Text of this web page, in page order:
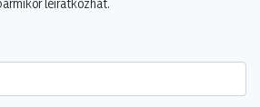
leiratkozhat.